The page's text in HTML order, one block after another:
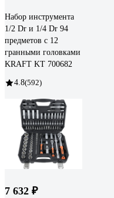
Набор инструмента
1/2 Dr и 1/4 Dr 94
предметов с 12
гранными головками
KRAFT KT 700682
4.8(592)
7 632 ₽